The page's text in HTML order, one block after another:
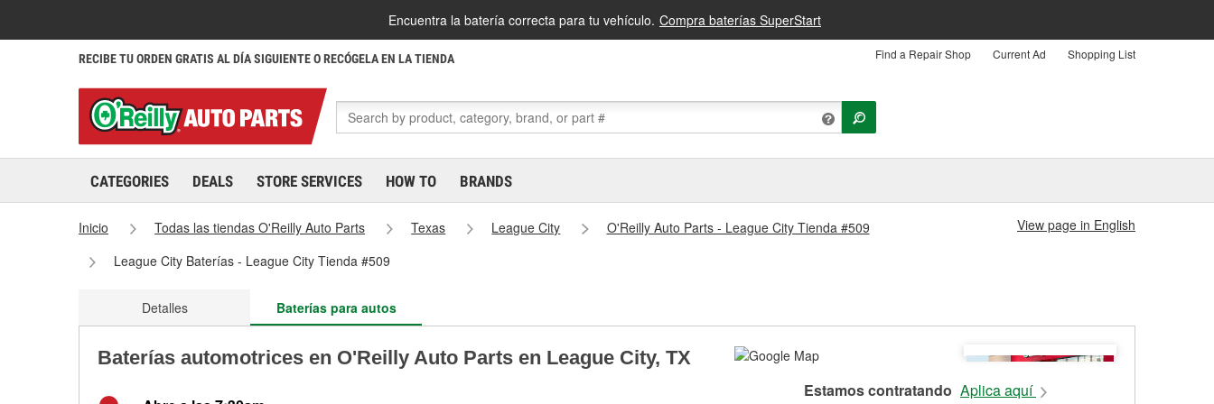
Encuentra la batería correcta para tu vehículo. Compra baterías SuperStart
RECIBE TU ORDEN GRATIS AL DÍA SIGUIENTE O RECÓGELA EN LA TIENDA Find a Repair Shop Current Ad Shopping List
CATEGORIES DEALS STORE SERVICES HOW TO BRANDS
Inicio Todas las tiendas O'Reilly Auto Parts Texas League City
O'Reilly Auto Parts - League City Tienda #509
League City Baterías - League City Tienda #509
View page in English
Detalles Baterías para autos
Baterías automotrices en O'Reilly Auto Parts en League City, TX
Estamos contratando Aplica aquí